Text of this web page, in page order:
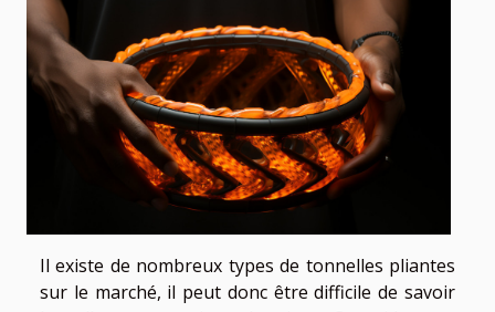
Il existe de nombreux types de tonnelles pliantes
sur le marché, il peut donc être difficile de savoir